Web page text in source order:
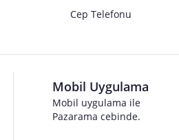
Cep Telefonu
Mobil Uygulama
Mobil uygulama ile
Pazarama cebinde.